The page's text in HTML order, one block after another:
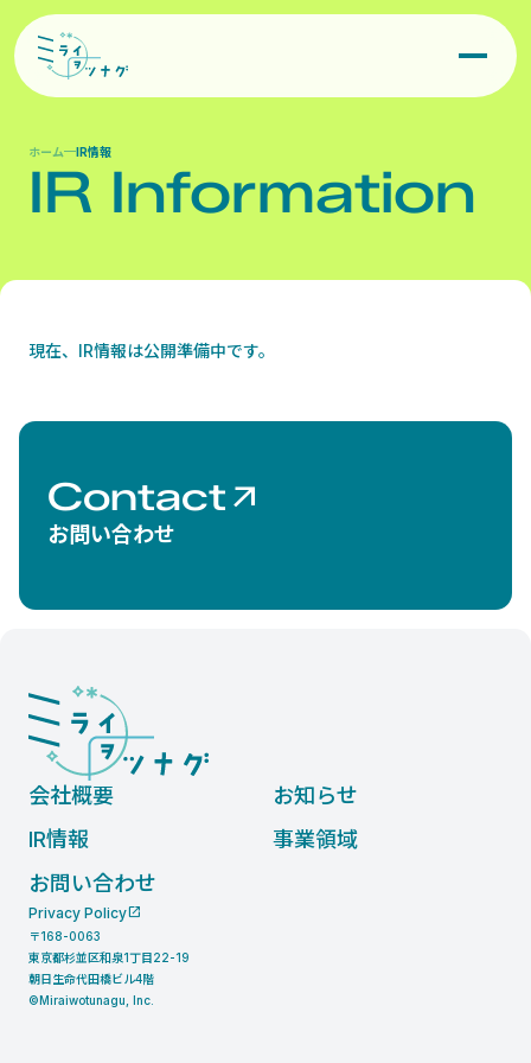
IR情報
事業領域
キャラクターIP商品化企画・制作
コスチュームアイテム
Privacy Policy
©Miraiwotunagu, Inc.
ホーム IR情報
IR情報
IR Information
現在、IR情報は公開準備中です。
Contact
お問い合わせ
会社概要
お知らせ
IR情報
事業領域
お問い合わせ
Privacy Policy
〒168-0063
東京都杉並区和泉1丁目22-19
朝日生命代田橋ビル4階
©Miraiwotunagu, Inc.